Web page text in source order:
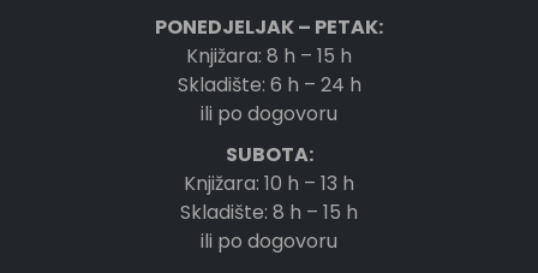
PONEDJELJAK – PETAK:
Knjižara: 8 h – 15 h
Skladište: 6 h – 24 h
ili po dogovoru
SUBOTA:
Knjižara: 10 h – 13 h
Skladište: 8 h – 15 h
ili po dogovoru